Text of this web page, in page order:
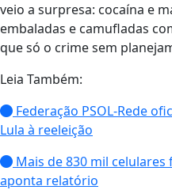
veio a surpresa: cocaína e
embaladas e camufladas
que só o crime sem
Leia Também:
Federação PSOL-Rede
Lula à reeleição
Mais de 830 mil
aponta relatório